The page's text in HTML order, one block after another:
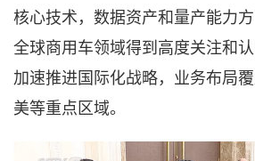
核心技术，数据资产和量产能力
全球商用车领域得到高度关注和
加速推进国际化战略，业务布局
美等重点区域。